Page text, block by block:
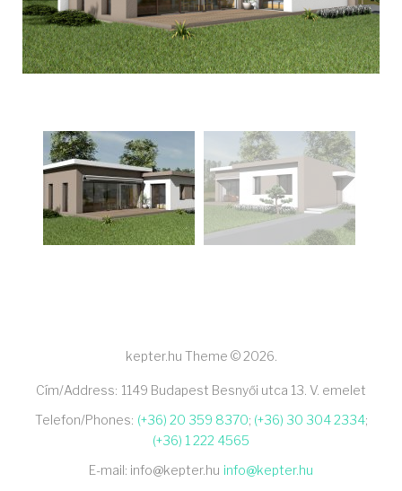
kepter.hu Theme © 2026.
Cím/Address: 1149 Budapest Besnyői utca 13. V. emelet
Telefon/Phones: (+36) 20 359 8370; (+36) 30 304 2334;
(+36) 1 222 4565
E-mail: info@kepter.hu info@kepter.hu